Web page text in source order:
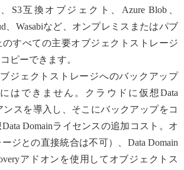
、S3互換オブジェクト、Azure Blob、
、Wasabiなど、オンプレミスまたはパブ
のすべての主要オブジェクトストレージ
ピーできます。
ブジェクトストレージへのバックアップ
はできません。クラウドに仮想Data
ンスを導入し、そこにバックアップをコ
Domainライセンスの追加コスト。オ
ジとの直接統合は不可）、Data Domain
アドオンを使用してオブジェクトス